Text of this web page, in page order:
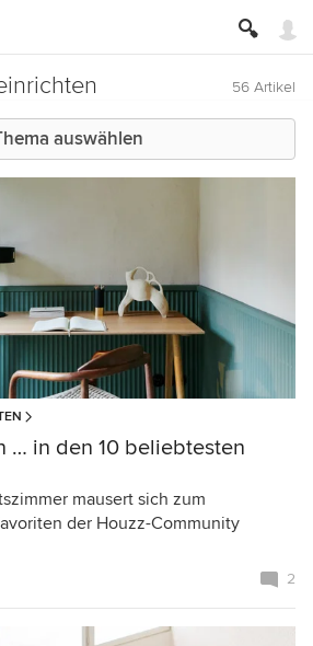
56 Artikel
auswählen
… in den 10 beliebtesten
mausert sich zum
der Houzz-Community
2